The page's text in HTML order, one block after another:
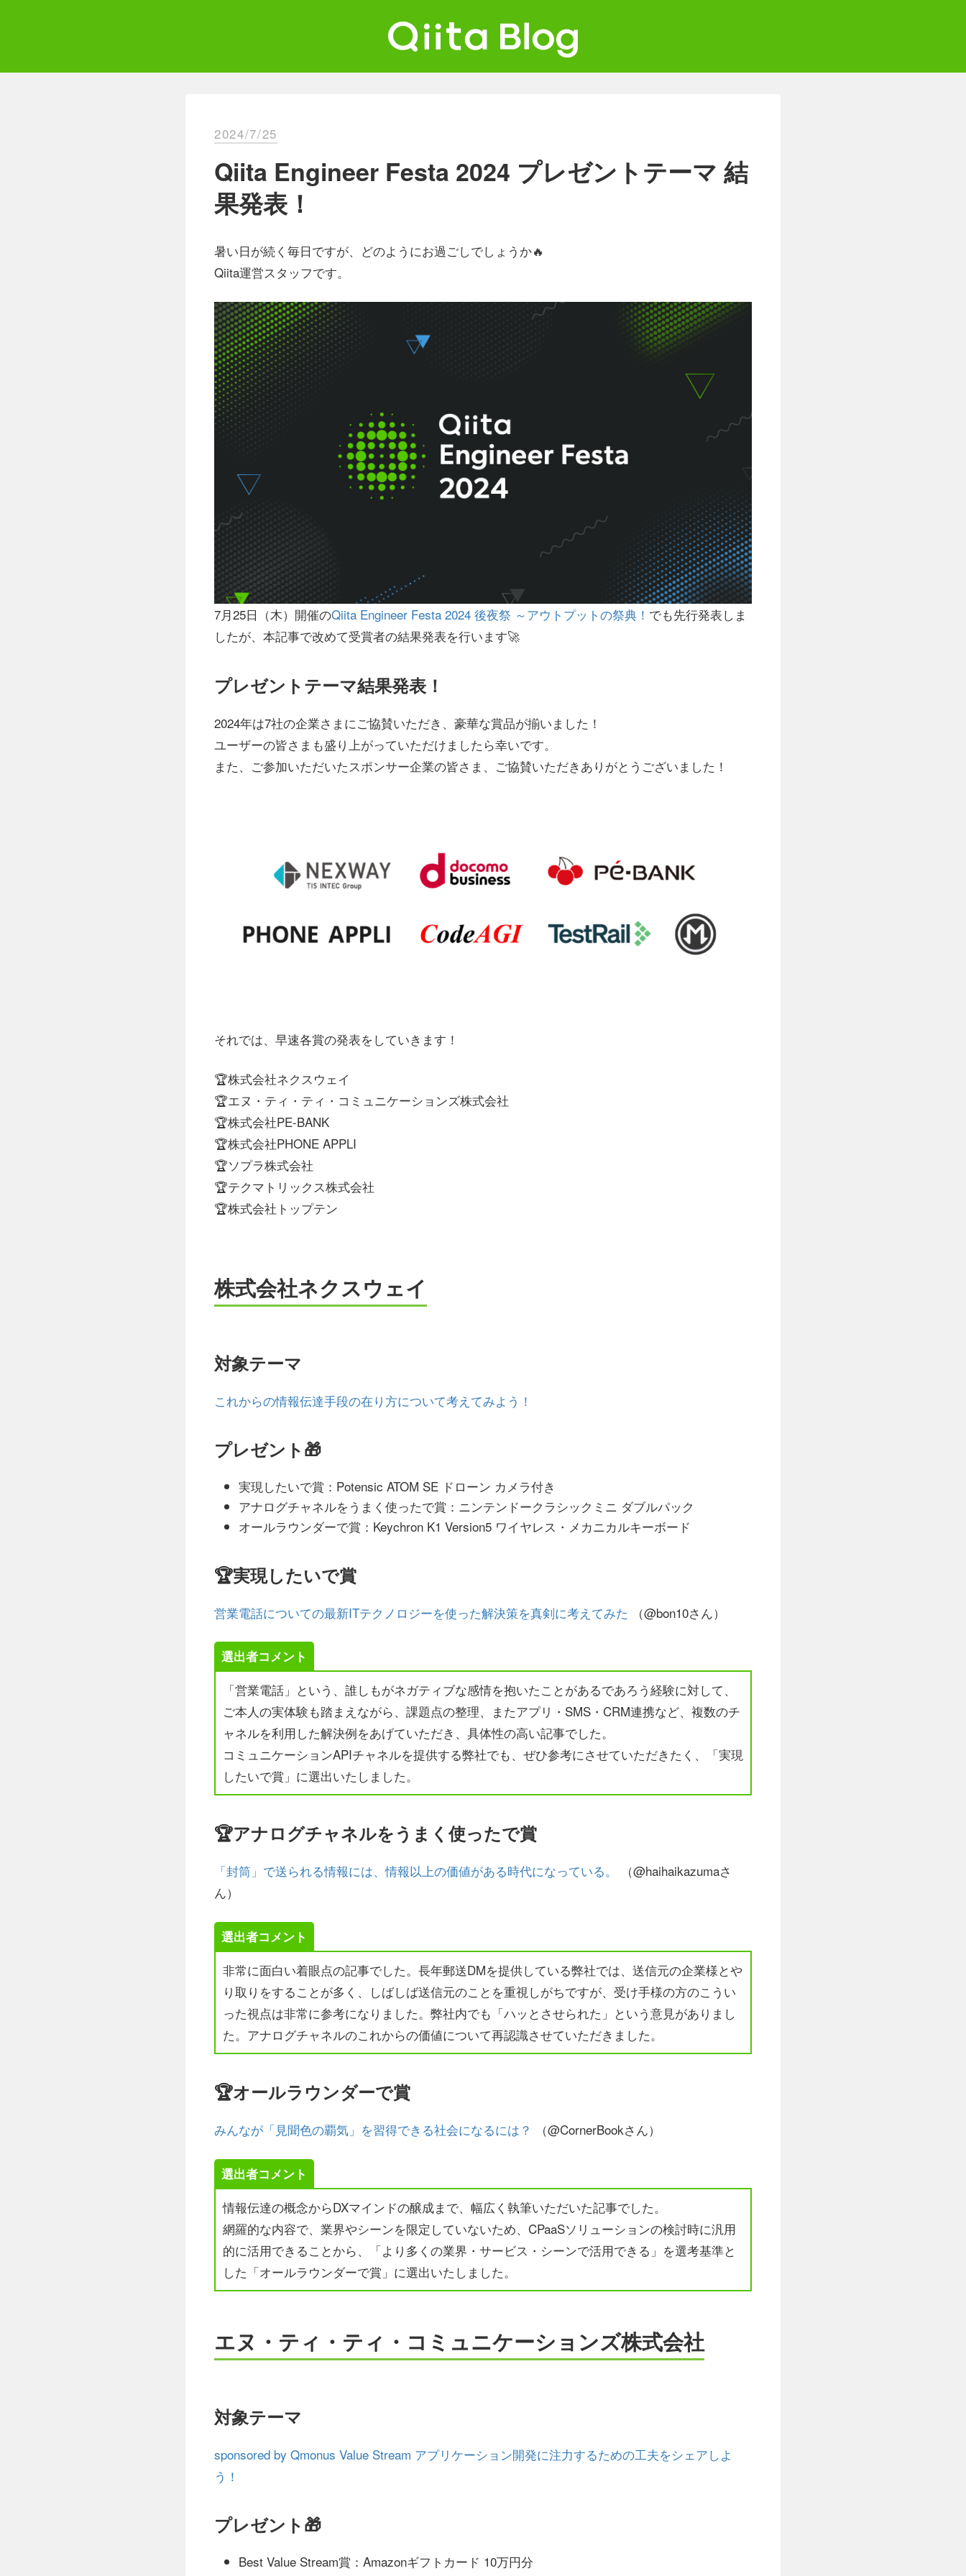
2024/7/25
Qiita Engineer Festa 2024 プレゼントテーマ 結
果発表！
暑い日が続く毎日ですが、どのようにお過ごしでしょうか🔥
Qiita運営スタッフです。
7月25日（木）開催のQiita Engineer Festa 2024 後夜祭 ～アウトプットの祭典！ でも先行発表しま
したが、本記事で改めて受賞者の結果発表を行います🚀
プレゼントテーマ結果発表！
2024年は7社の企業さまにご協賛いただき、豪華な賞品が揃いました！
ユーザーの皆さまも盛り上がっていただけましたら幸いです。
また、ご参加いただいたスポンサー企業の皆さま、ご協賛いただきありがとうございました！
それでは、早速各賞の発表をしていきます！
🏆株式会社ネクスウェイ
🏆エヌ・ティ・ティ・コミュニケーションズ株式会社
🏆株式会社PE-BANK
🏆株式会社PHONE APPLI
🏆ソプラ株式会社
🏆テクマトリックス株式会社
🏆株式会社トップテン
株式会社ネクスウェイ
対象テーマ
これからの情報伝達手段の在り方について考えてみよう！
プレゼント🎁
実現したいで賞：Potensic ATOM SE ドローン カメラ付き
アナログチャネルをうまく使ったで賞：ニンテンドークラシックミニ ダブルパック
オールラウンダーで賞：Keychron K1 Version5 ワイヤレス・メカニカルキーボード
🏆実現したいで賞
営業電話についての最新ITテクノロジーを使った解決策を真剣に考えてみた （@bon10さん）
選出者コメント
「営業電話」という、誰しもがネガティブな感情を抱いたことがあるであろう経験に対して、
ご本人の実体験も踏まえながら、課題点の整理、またアプリ・SMS・CRM連携など、複数のチ
ャネルを利用した解決例をあげていただき、具体性の高い記事でした。
コミュニケーションAPIチャネルを提供する弊社でも、ぜひ参考にさせていただきたく、「実現
したいで賞」に選出いたしました。
🏆アナログチャネルをうまく使ったで賞
「封筒」で送られる情報には、情報以上の価値がある時代になっている。
（@haihaikazumaさ
ん）
選出者コメント
非常に面白い着眼点の記事でした。長年郵送DMを提供している弊社では、送信元の企業様とや
り取りをすることが多く、しばしば送信元のことを重視しがちですが、受け手様の方のこうい
った視点は非常に参考になりました。弊社内でも「ハッとさせられた」という意見がありまし
た。アナログチャネルのこれからの価値について再認識させていただきました。
🏆オールラウンダーで賞
みんなが「見聞色の覇気」を習得できる社会になるには？ （@CornerBookさん）
選出者コメント
情報伝達の概念からDXマインドの醸成まで、幅広く執筆いただいた記事でした。
網羅的な内容で、業界やシーンを限定していないため、CPaaSソリューションの検討時に汎用
的に活用できることから、「より多くの業界・サービス・シーンで活用できる」を選考基準と
した「オールラウンダーで賞」に選出いたしました。
エヌ・ティ・ティ・コミュニケーションズ株式会社
対象テーマ
sponsored by Qmonus Value Stream アプリケーション開発に注力するための工夫をシェアしよ
う！
プレゼント🎁
Best Value Stream賞：Amazonギフトカード 10万円分